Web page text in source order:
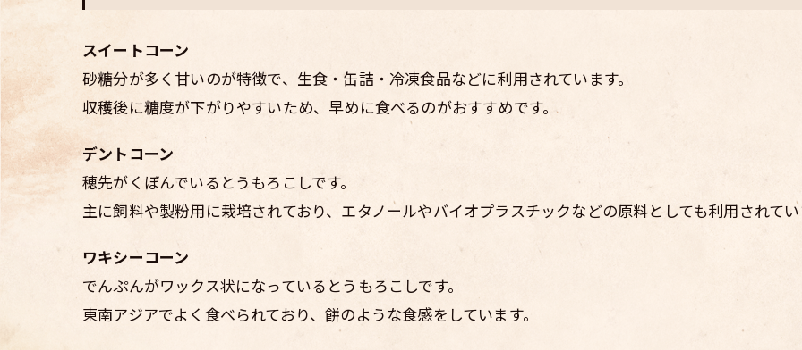
スイートコーン
砂糖分が多く甘いのが特徴で、生食・缶詰・冷凍食品などに利用されています。
収穫後に糖度が下がりやすいため、早めに食べるのがおすすめです。
デントコーン
穂先がくぼんでいるとうもろこしです。
主に飼料や製粉用に栽培されており、エタノールやバイオプラスチックなどの原料としても利用されて
ワキシーコーン
でんぷんがワックス状になっているとうもろこしです。
東南アジアでよく食べられており、餅のような食感をしています。